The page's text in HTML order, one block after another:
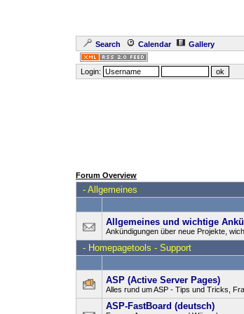
Search Calendar Gallery
Login:
Forum Overview
- Allgemeines
Allgemeines und wichtige
Ankündigungen über neue Projekte,
- Homepagetools - Support
ASP (Active Server Pages)
Alles rund um ASP - Tips und Tricks,
ASP-FastBoard (deutsch)